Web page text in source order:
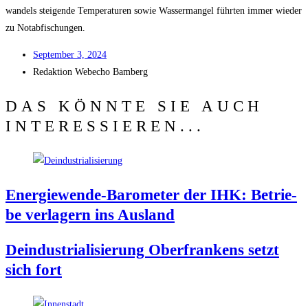
wan­dels stei­gen­de Tem­pe­ra­tu­ren sowie Was­ser­man­gel führ­ten immer wie­der
zu Notabfischungen.
Sep­tem­ber 3, 2024
Redak­ti­on Web­echo Bamberg
DAS KÖNNTE SIE AUCH
INTERESSIEREN...
Ener­gie­wen­de-Baro­me­ter der IHK: Betrie­
be ver­la­gern ins Ausland
Deindus­tria­li­sie­rung Ober­fran­kens setzt
sich fort